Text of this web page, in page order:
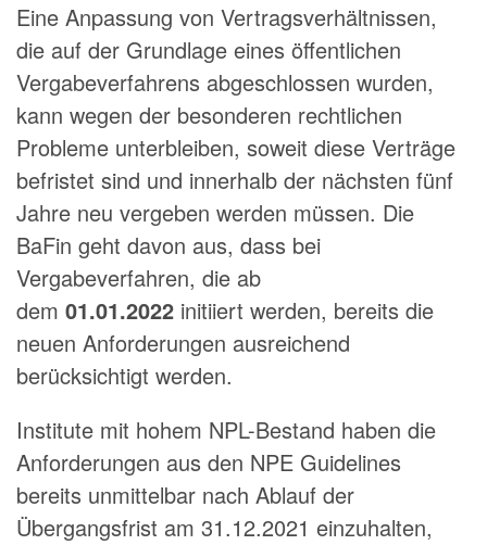
Eine Anpassung von Vertragsverhältnissen,
die auf der Grundlage eines öffentlichen
Vergabeverfahrens abgeschlossen wurden,
kann wegen der besonderen rechtlichen
Probleme unterbleiben, soweit diese Verträge
befristet sind und innerhalb der nächsten fünf
Jahre neu vergeben werden müssen. Die
BaFin geht davon aus, dass bei
Vergabeverfahren, die ab
dem 01.01.2022 initiiert werden, bereits die
neuen Anforderungen ausreichend
berücksichtigt werden.
Institute mit hohem NPL-Bestand haben die
Anforderungen aus den NPE Guidelines
bereits unmittelbar nach Ablauf der
Übergangsfrist am 31.12.2021 einzuhalten,